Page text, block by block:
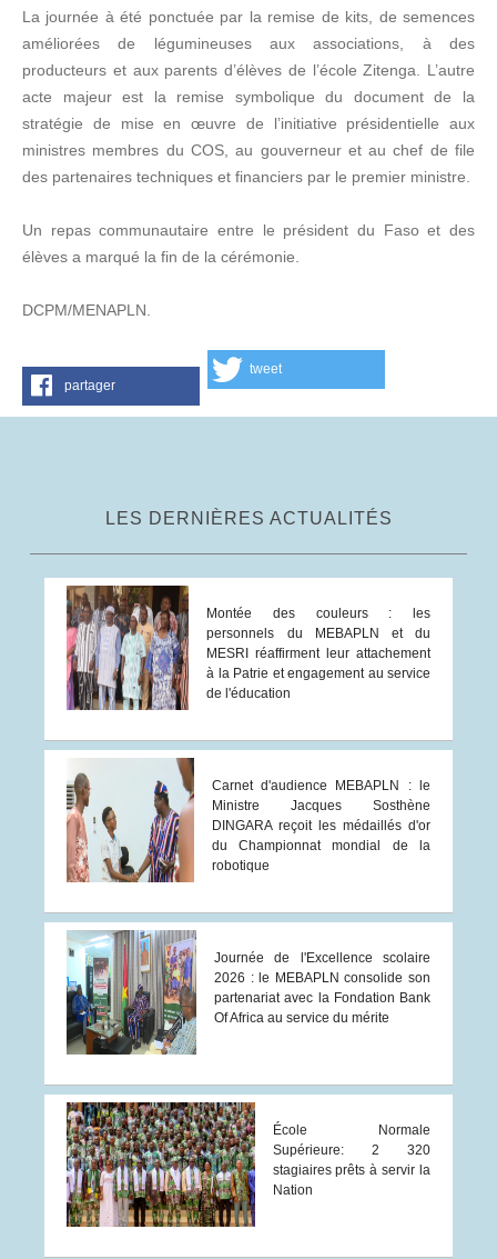
La journée à été ponctuée par la remise de kits, de semences
améliorées de légumineuses aux associations, à des
producteurs et aux parents d’élèves de l’école Zitenga. L’autre
acte majeur est la remise symbolique du document de la
stratégie de mise en œuvre de l’initiative présidentielle aux
ministres membres du COS, au gouverneur et au chef de file
des partenaires techniques et financiers par le premier ministre.
Un repas communautaire entre le président du Faso et des
élèves a marqué la fin de la cérémonie.
DCPM/MENAPLN.
partager
tweet
LES DERNIÈRES ACTUALITÉS
Montée des couleurs : les
personnels du MEBAPLN et du
MESRI réaffirment leur attachement
à la Patrie et engagement au service
de l'éducation
Carnet d'audience MEBAPLN : le
Ministre Jacques Sosthène
DINGARA reçoit les médaillés d'or
du Championnat mondial de la
robotique
Journée de l'Excellence scolaire
2026 : le MEBAPLN consolide son
partenariat avec la Fondation Bank
Of Africa au service du mérite
École Normale
Supérieure: 2 320
stagiaires prêts à servir la
Nation